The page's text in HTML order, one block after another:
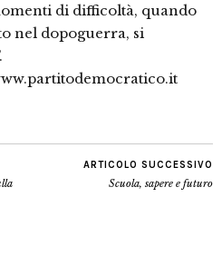
di difficoltà, quando
nel dopoguerra, si
ARTICOLO SUCCESSIVO
Scuola, sapere e futuro